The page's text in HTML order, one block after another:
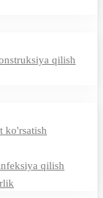
qilish
ko'rsatish
qilish